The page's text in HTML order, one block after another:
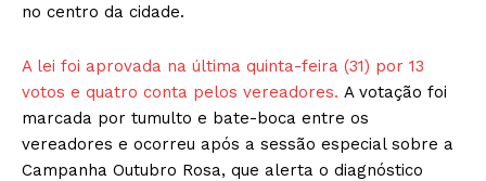
no centro da cidade.
A lei foi aprovada na última quinta-feira (31) por 13
votos e quatro conta pelos vereadores. A votação foi
marcada por tumulto e bate-boca entre os
vereadores e ocorreu após a sessão especial sobre a
Campanha Outubro Rosa, que alerta o diagnóstico